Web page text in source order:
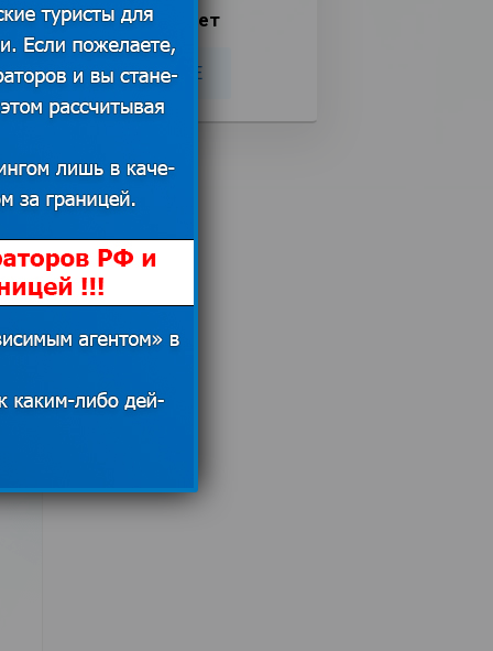
плата отсутствует
ПОДРОБНЕЕ